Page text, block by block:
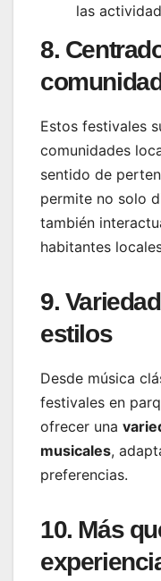
las
8.
comunidad
Estos festivales
comunidades
sentido de
permite no solo
también
habitantes
9.
estilos
Desde música
festivales en
ofrecer una
musicales,
preferencias.
10. Más